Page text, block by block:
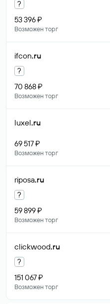
?
53 396 ₽
Возможен торг
ifcon.ru
?
70 868 ₽
Возможен торг
luxel.ru
69 517 ₽
Возможен торг
riposa.ru
?
59 899 ₽
Возможен торг
clickwood.ru
?
151 067 ₽
Возможен торг